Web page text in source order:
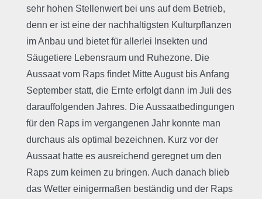
sehr hohen Stellenwert bei uns auf dem Betrieb,
denn er ist eine der nachhaltigsten Kulturpflanzen
im Anbau und bietet für allerlei Insekten und
Säugetiere Lebensraum und Ruhezone. Die
Aussaat vom Raps findet Mitte August bis Anfang
September statt, die Ernte erfolgt dann im Juli des
darauffolgenden Jahres. Die Aussaatbedingungen
für den Raps im vergangenen Jahr konnte man
durchaus als optimal bezeichnen. Kurz vor der
Aussaat hatte es ausreichend geregnet um den
Raps zum keimen zu bringen. Auch danach blieb
das Wetter einigermaßen beständig und der Raps